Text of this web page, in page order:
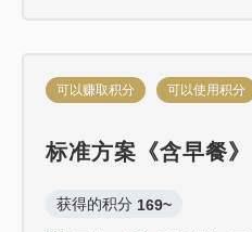
可以赚取积分 可以使用积分
标准方案《含早餐》
获得的积分 169~